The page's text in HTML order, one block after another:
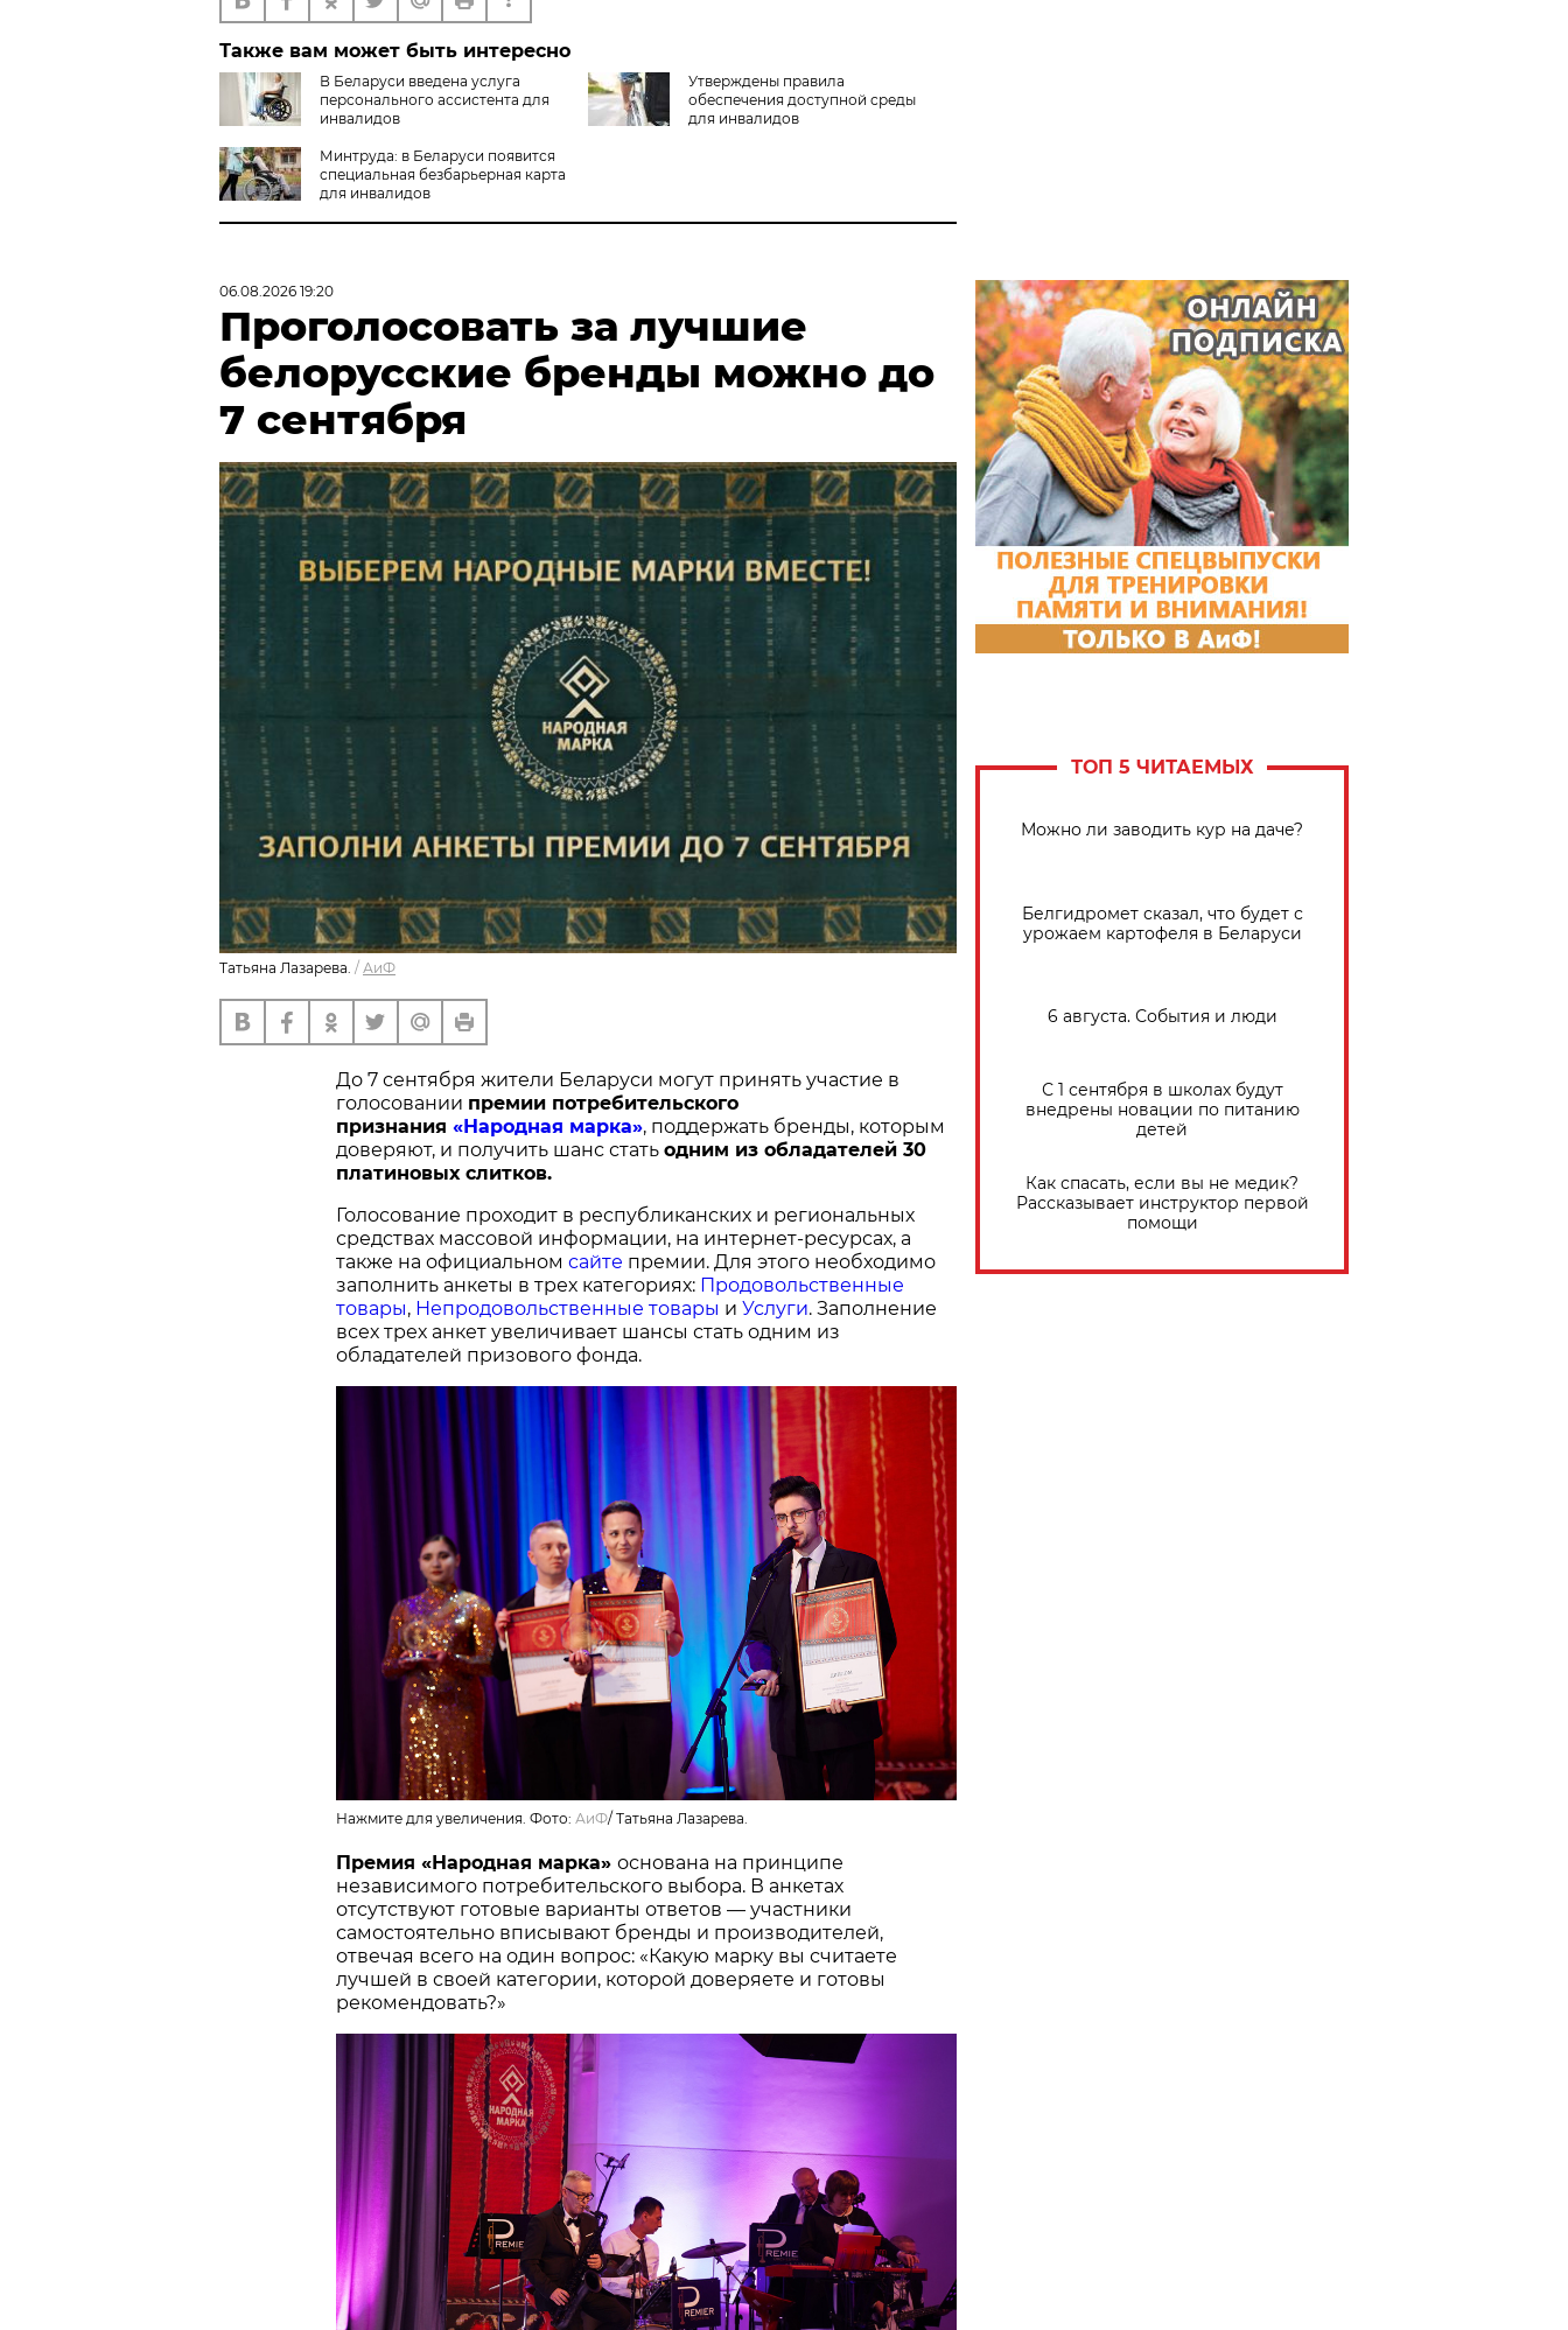
Также вам может быть интересно
В Беларуси введена услуга
персонального ассистента для
инвалидов
Утверждены правила
обеспечения доступной среды
для инвалидов
Минтруда: в Беларуси появится
специальная безбарьерная карта
для инвалидов
06.08.2026 19:20
Проголосовать за лучшие
белорусские бренды можно до
7 сентября
Татьяна Лазарева. / АиФ
До 7 сентября жители Беларуси могут принять участие в
голосовании премии потребительского
признания «Народная марка», поддержать бренды, которым
доверяют, и получить шанс стать одним из обладателей 30
платиновых слитков.
Голосование проходит в республиканских и региональных
средствах массовой информации, на интернет-ресурсах, а
также на официальном сайте премии. Для этого необходимо
заполнить анкеты в трех категориях: Продовольственные
товары, Непродовольственные товары и Услуги. Заполнение
всех трех анкет увеличивает шансы стать одним из
обладателей призового фонда.
Нажмите для увеличения. Фото: АиФ/ Татьяна Лазарева.
Премия «Народная марка» основана на принципе
независимого потребительского выбора. В анкетах
отсутствуют готовые варианты ответов — участники
самостоятельно вписывают бренды и производителей,
отвечая всего на один вопрос: «Какую марку вы считаете
лучшей в своей категории, которой доверяете и готовы
рекомендовать?»
ТОП 5 ЧИТАЕМЫХ
Можно ли заводить кур на даче?
Белгидромет сказал, что будет с
урожаем картофеля в Беларуси
6 августа. События и люди
С 1 сентября в школах будут
внедрены новации по питанию
детей
Как спасать, если вы не медик?
Рассказывает инструктор первой
помощи